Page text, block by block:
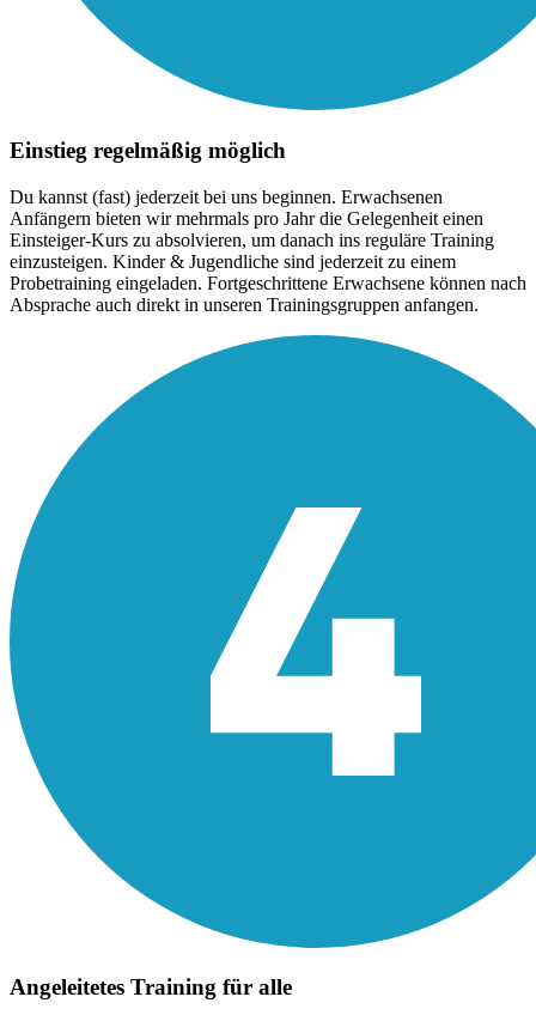
Einstieg regelmäßig möglich
Du kannst (fast) jederzeit bei uns beginnen. Erwachsenen
Anfängern bieten wir mehrmals pro Jahr die Gelegenheit einen
Einsteiger-Kurs zu absolvieren, um danach ins reguläre Training
einzusteigen. Kinder & Jugendliche sind jederzeit zu einem
Probetraining eingeladen. Fortgeschrittene Erwachsene können nach
Absprache auch direkt in unseren Trainingsgruppen anfangen.
Angeleitetes Training für alle